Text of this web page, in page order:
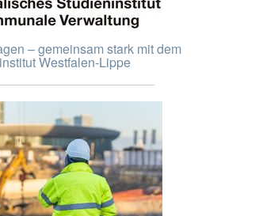
– gemeinsam stark mit dem
Westfalen-Lippe